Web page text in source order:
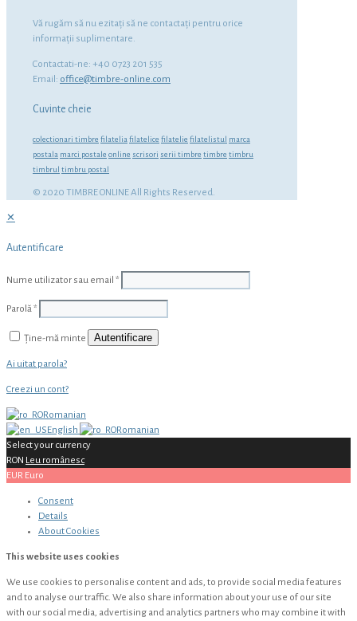
Vă rugăm să nu ezitaţi să ne contactaţi pentru orice
informaţii suplimentare.
Contactati-ne: +40 0723 201 535
Email: office@timbre-online.com
Cuvinte cheie
colectionari timbre filateliafilatelice filatelie filatelistul marca
postala marci postale online scrisori serii timbre timbre timbru
timbrul timbru postal
© 2020 TIMBRE ONLINE All Rights Reserved.
✕
Autentificare
Nume utilizator sau email *
Parolă*
Ține-mă minte Autentificare
Ai uitat parola?
Creezi un cont?
Romanian
English
Romanian
Select your currency
RON Leu românesc
EUR Euro
Consent
Details
AboutCookies
This website uses cookies
We use cookies to personalise content and ads, to provide social media features
and to analyse our traffic. We also share information about your use of our site
with our social media, advertising and analytics partners who may combine it with